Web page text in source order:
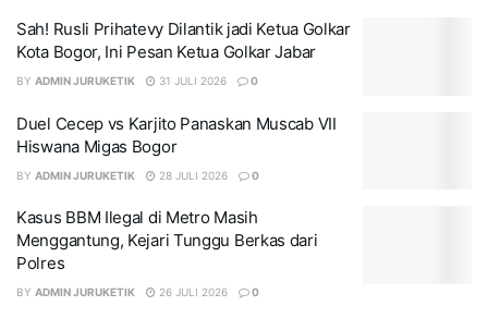
Sah! Rusli Prihatevy Dilantik jadi Ketua Golkar
Kota Bogor, Ini Pesan Ketua Golkar Jabar
BY ADMIN JURUKETIK 31 JULI 2026 0
Duel Cecep vs Karjito Panaskan Muscab VII
Hiswana Migas Bogor
BY ADMIN JURUKETIK 28 JULI 2026 0
Kasus BBM Ilegal di Metro Masih
Menggantung, Kejari Tunggu Berkas dari
Polres
BY ADMIN JURUKETIK 26 JULI 2026 0